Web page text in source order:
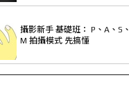
攝影新手 基礎班： P、A、S、
M 拍攝模式 先搞懂